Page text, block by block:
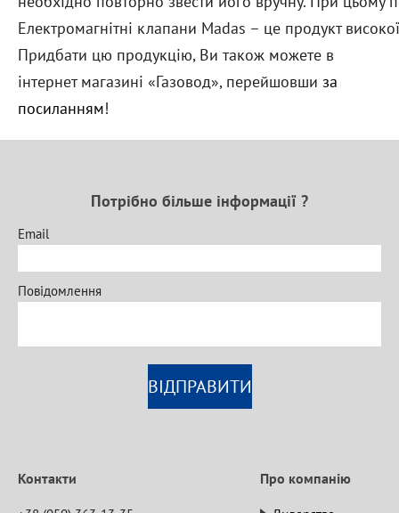
Електромагнітні клапани Madas – це продукт
Придбати цю продукцію, Ви також можете в
інтернет магазині «Газовод», перейшовши за
посиланням!
Контакти Про компанію
Потрібно більше інформації ?
Email
Повідомлення
ВІДПРАВИТИ